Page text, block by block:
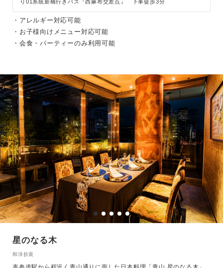
り01系統新橋行きバス『西麻布交差点』 下車徒歩3分
・アレルギー対応可能
・お子様向けメニュー対応可能
・会食・パーティーのみ利用可能
星のなる木
和洋折衷